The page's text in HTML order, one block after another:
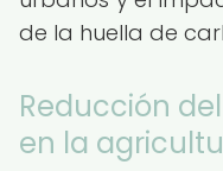
de la huella de
Reducción
en la